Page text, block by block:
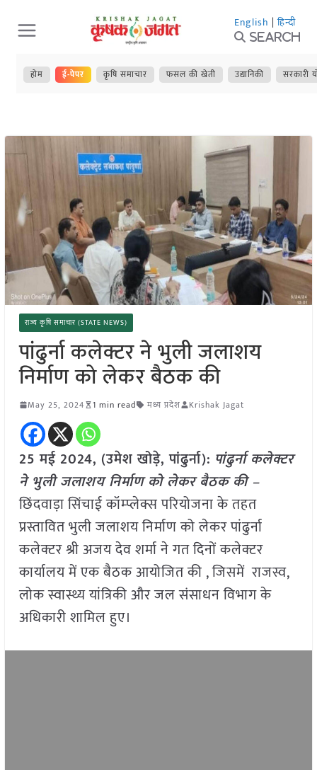
Skip
to
content
English | हिन्दी
Search
होम ई-पेपर कृषि समाचार फसल की खेती उद्यानिकी सरकारी
राज्य कृषि समाचार (STATE NEWS)
पांढुर्ना कलेक्टर ने भुली जलाशय
निर्माण को लेकर बैठक की
May 25, 2024 1 min read मध्य प्रदेश Krishak Jagat
25 मई 2024, (उमेश खोड़े, पांढुर्ना): पांढुर्ना कलेक्टर
ने भुली जलाशय निर्माण को लेकर बैठक की –
छिंदवाड़ा सिंचाई कॉम्प्लेक्स परियोजना के तहत
प्रस्तावित भुली जलाशय निर्माण को लेकर पांढुर्ना
कलेक्टर श्री अजय देव शर्मा ने गत दिनों कलेक्टर
कार्यालय में एक बैठक आयोजित की , जिसमें राजस्व,
लोक स्वास्थ्य यांत्रिकी और जल संसाधन विभाग के
अधिकारी शामिल हुए।